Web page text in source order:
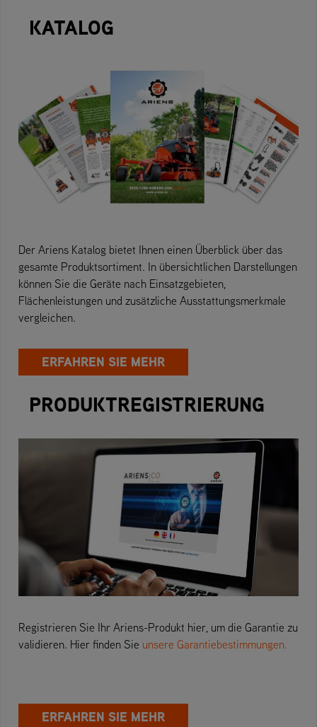
KATALOG
Der Ariens Katalog bietet Ihnen einen Überblick über das
gesamte Produktsortiment. In übersichtlichen Darstellungen
können Sie die Geräte nach Einsatzgebieten,
Flächenleistungen und zusätzliche Ausstattungsmerkmale
vergleichen.
ERFAHREN SIE MEHR
PRODUKTREGISTRIERUNG
Registrieren Sie Ihr Ariens-Produkt hier, um die Garantie zu
validieren. Hier finden Sie unsere Garantiebestimmungen.
ERFAHREN SIE MEHR